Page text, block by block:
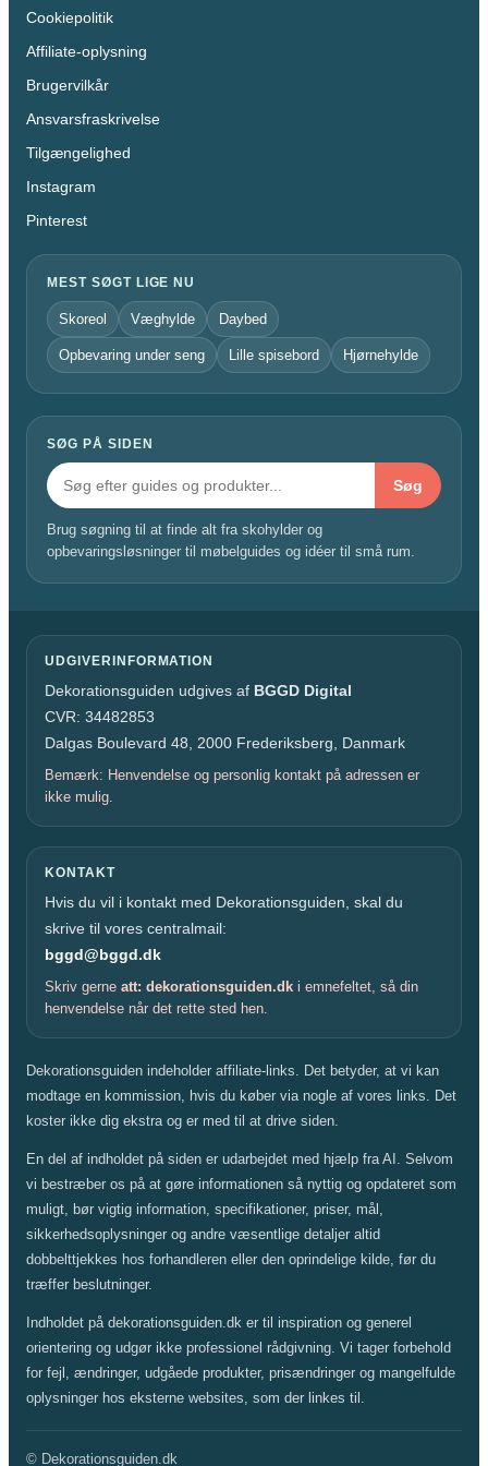
Cookiepolitik
Affiliate-oplysning
Brugervilkår
Ansvarsfraskrivelse
Tilgængelighed
Instagram
Pinterest
MEST SØGT LIGE NU
Skoreol Væghylde Daybed
Opbevaring under seng Lille spisebord Hjørnehylde
SØG PÅ SIDEN
Søg
Brug søgning til at finde alt fra skohylder og
opbevaringsløsninger til møbelguides og idéer til små rum.
UDGIVERINFORMATION
Dekorationsguiden udgives af BGGD Digital
CVR: 34482853
Dalgas Boulevard 48, 2000 Frederiksberg, Danmark
Bemærk: Henvendelse og personlig kontakt på adressen er
ikke mulig.
KONTAKT
Hvis du vil i kontakt med Dekorationsguiden, skal du
skrive til vores centralmail:
bggd@bggd.dk
Skriv gerne att: dekorationsguiden.dk i emnefeltet, så din
henvendelse når det rette sted hen.
Dekorationsguiden indeholder affiliate-links. Det betyder, at vi kan
modtage en kommission, hvis du køber via nogle af vores links. Det
koster ikke dig ekstra og er med til at drive siden.
En del af indholdet på siden er udarbejdet med hjælp fra AI. Selvom
vi bestræber os på at gøre informationen så nyttig og opdateret som
muligt, bør vigtig information, specifikationer, priser, mål,
sikkerhedsoplysninger og andre væsentlige detaljer altid
dobbelttjekkes hos forhandleren eller den oprindelige kilde, før du
træffer beslutninger.
Indholdet på dekorationsguiden.dk er til inspiration og generel
orientering og udgør ikke professionel rådgivning. Vi tager forbehold
for fejl, ændringer, udgåede produkter, prisændringer og mangelfulde
oplysninger hos eksterne websites, som der linkes til.
© Dekorationsguiden.dk